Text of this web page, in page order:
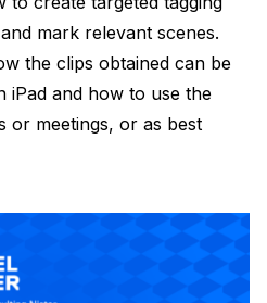
mark relevant scenes.
the clips obtained can be
iPad and how to use the
or meetings, or as best